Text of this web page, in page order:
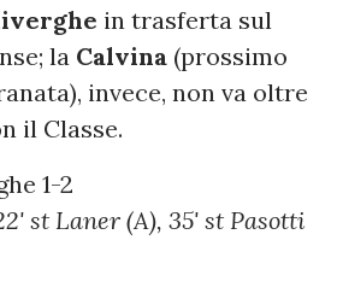
in trasferta sul
la Calvina (prossimo
invece, non va oltre
il Classe.
1-2
st Laner (A), 35' st Pasotti